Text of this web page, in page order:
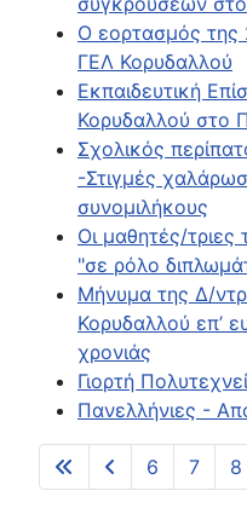
Ο εορτασμός της
ΓΕΛ Κορυδαλλού
Εκπαιδευτική
Κορυδαλλού στο
Σχολικός
-Στιγμές
συνομιλήκους
Οι μαθητές/
"σε ρόλο
Μήνυμα της Δ/
Κορυδαλλού επ’
χρονιάς
Γιορτή
Πανελλήνιες -
6 7 8